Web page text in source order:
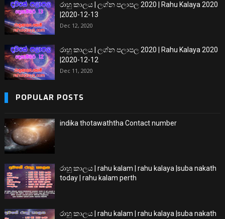
රාහු කාලය | ලග්න පලාපල 2020 | Rahu Kalaya 2020
|2020-12-13
Dec 12, 2020
රාහු කාලය | ලග්න පලාපල 2020 | Rahu Kalaya 2020
|2020-12-12
Dec 11, 2020
POPULAR POSTS
indika thotawaththa Contact number
රාහු කාලය | rahu kalam | rahu kalaya |suba nakath
today | rahu kalam perth
රාහු කාලය | rahu kalam | rahu kalaya |suba nakath